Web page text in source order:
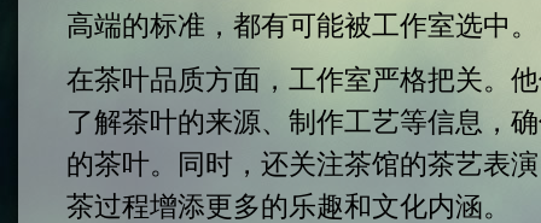
高端的标准，都有可能被工作室选中。
在茶叶品质方面，工作室严格把关。
了解茶叶的来源、制作工艺等信息，
的茶叶。同时，还关注茶馆的茶艺表
茶过程增添更多的乐趣和文化内涵。